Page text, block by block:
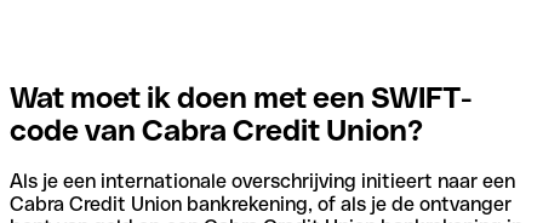
Wat moet ik doen met een SWIFT-
code van Cabra Credit Union?
Als je een internationale overschrijving initieert naar een
Cabra Credit Union bankrekening, of als je de ontvanger